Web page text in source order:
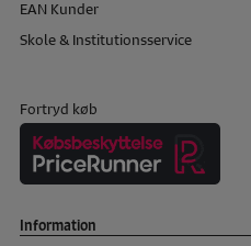
EAN Kunder
Skole & Institutionsservice
Fortryd køb
Information